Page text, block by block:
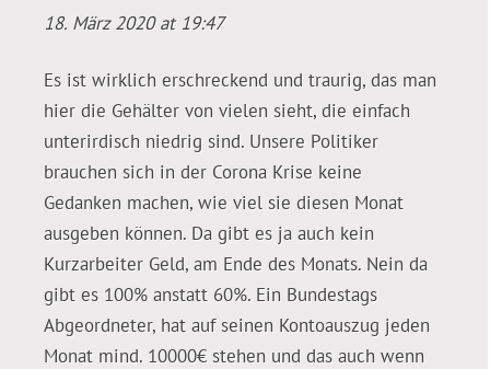
18. März 2020 at 19:47
Es ist wirklich erschreckend und traurig, das man
hier die Gehälter von vielen sieht, die einfach
unterirdisch niedrig sind. Unsere Politiker
brauchen sich in der Corona Krise keine
Gedanken machen, wie viel sie diesen Monat
ausgeben können. Da gibt es ja auch kein
Kurzarbeiter Geld, am Ende des Monats. Nein da
gibt es 100% anstatt 60%. Ein Bundestags
Abgeordneter, hat auf seinen Kontoauszug jeden
Monat mind. 10000€ stehen und das auch wenn